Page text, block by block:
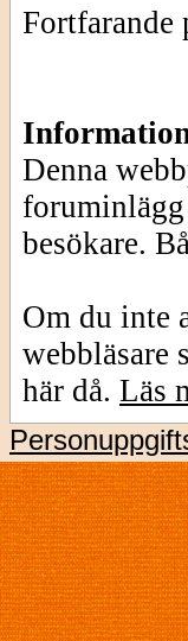
Fortfarande
Denna
besökare.
Om du inte
webbläsare
här då. Läs